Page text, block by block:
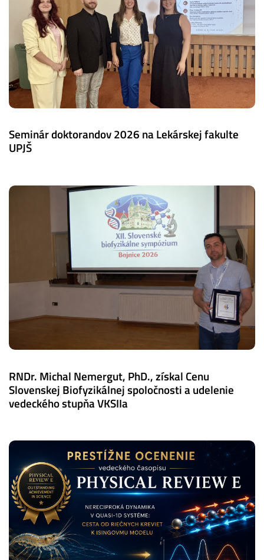
Seminár doktorandov 2026 na Lekárskej fakulte
UPJŠ
RNDr. Michal Nemergut, PhD., získal Cenu
Slovenskej Biofyzikálnej spoločnosti a udelenie
vedeckého stupňa VKSIIa